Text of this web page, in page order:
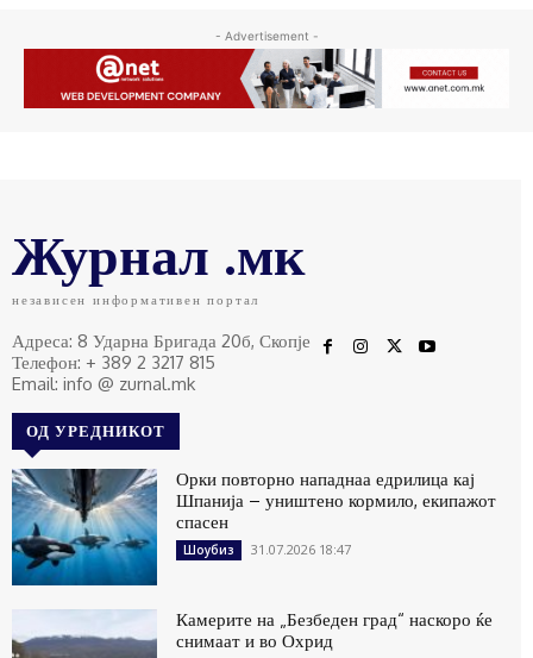
- Advertisement -
Журнал .мк
независен информативен портал
Адреса: 8 Ударна Бригада 20б, Скопје
Телефон: + 389 2 3217 815
Email: info @ zurnal.mk
ОД УРЕДНИКОТ
Орки повторно нападнаа едрилица кај
Шпанија – уништено кормило, екипажот
спасен
Шоубиз 31.07.2026 18:47
Камерите на „Безбеден град“ наскоро ќе
снимаат и во Охрид